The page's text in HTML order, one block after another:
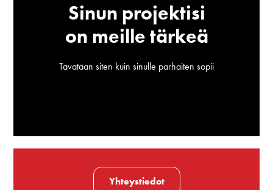
Sinun projektisi
on meille tärkeä
Tavataan siten kuin sinulle parhaiten sopii
Yhteystiedot